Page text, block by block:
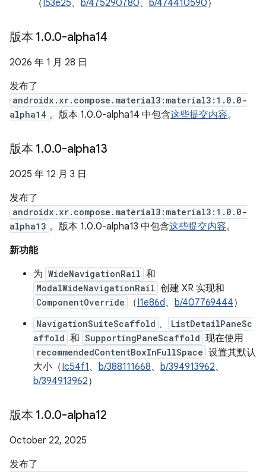
（ I53e25、 b/475290780、 b/474410590 ）
版本 1.0.0-alpha14
2026 年 1 月 28 日
发布了
androidx.xr.compose.material3:material3:1.0.0-
alpha14 。版本 1.0.0-alpha14 中包含这些提交内容。
版本 1.0.0-alpha13
2025 年 12 月 3 日
发布了
androidx.xr.compose.material3:material3:1.0.0-
alpha13 。版本 1.0.0-alpha13 中包含这些提交内容。
新功能
为 WideNavigationRail 和
ModalWideNavigationRail 创建 XR 实现和
ComponentOverride （I1e86d、 b/407769444）
NavigationSuiteScaffold 、
ListDetailPaneSc
affold 和 SupportingPaneScaffold 现在使用
recommendedContentBoxInFullSpace 设置其默认
大小（Ic54f1 、 b/388111668、 b/394913962、
b/394913962）
版本 1.0.0-alpha12
October 22, 2025
发布了